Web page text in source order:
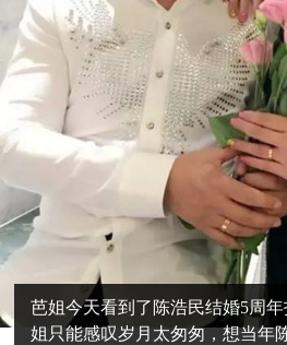
芭姐今天看到了陈浩民结婚5周
姐只能感叹岁月太匆匆，想当年